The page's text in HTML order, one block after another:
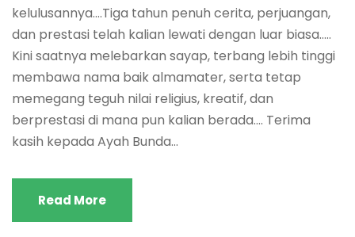
kelulusannya….Tiga tahun penuh cerita, perjuangan,
dan prestasi telah kalian lewati dengan luar biasa…..​
Kini saatnya melebarkan sayap, terbang lebih tinggi
membawa nama baik almamater, serta tetap
memegang teguh nilai religius, kreatif, dan
berprestasi di mana pun kalian berada…. ​Terima
kasih kepada Ayah Bunda...
Read More